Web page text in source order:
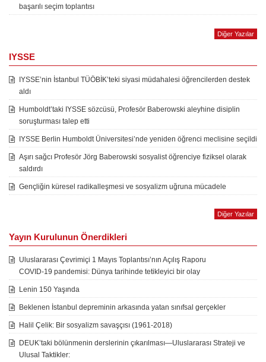
başarılı seçim toplantısı
Diğer Yazılar
IYSSE
IYSSE’nin İstanbul TÜÖBİK’teki siyasi müdahalesi öğrencilerden destek
aldı
Humboldt’taki IYSSE sözcüsü, Profesör Baberowski aleyhine disiplin
soruşturması talep etti
IYSSE Berlin Humboldt Üniversitesi’nde yeniden öğrenci meclisine seçildi
Aşırı sağcı Profesör Jörg Baberowski sosyalist öğrenciye fiziksel olarak
saldırdı
Gençliğin küresel radikalleşmesi ve sosyalizm uğruna mücadele
Diğer Yazılar
Yayın Kurulunun Önerdikleri
Uluslararası Çevrimiçi 1 Mayıs Toplantısı’nın Açılış Raporu
COVID-19 pandemisi: Dünya tarihinde tetikleyici bir olay
Lenin 150 Yaşında
Beklenen İstanbul depreminin arkasında yatan sınıfsal gerçekler
Halil Çelik: Bir sosyalizm savaşçısı (1961-2018)
DEUK’taki bölünmenin derslerinin çıkarılması—Uluslararası Strateji ve
Ulusal Taktikler: